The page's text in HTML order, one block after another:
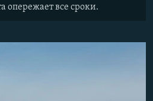
опережает все сроки.